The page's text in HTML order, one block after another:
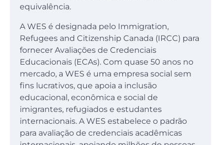
equivalência.
A WES é designada pelo Immigration,
Refugees and Citizenship Canada (IRCC) para
fornecer Avaliações de Credenciais
Educacionais (ECAs). Com quase 50 anos no
mercado, a WES é uma empresa social sem
fins lucrativos, que apoia a inclusão
educacional, econômica e social de
imigrantes, refugiados e estudantes
internacionais. A WES estabelece o padrão
para avaliação de credenciais acadêmicas